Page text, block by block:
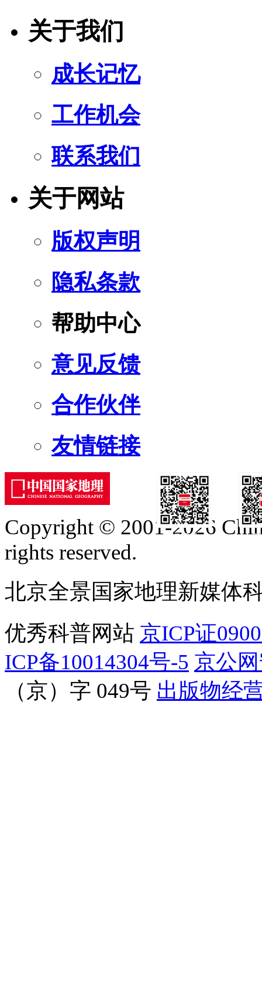
关于我们
成长记忆
工作机会
联系我们
关于网站
版权声明
隐私条款
帮助中心
意见反馈
合作伙伴
友情链接
订阅号
Copyright © 2001-2026
rights reserved.
北京全景国家地理新媒体
优秀科普网站 京ICP证
ICP备10014304号-5 京公
（京）字 049号 出版物经